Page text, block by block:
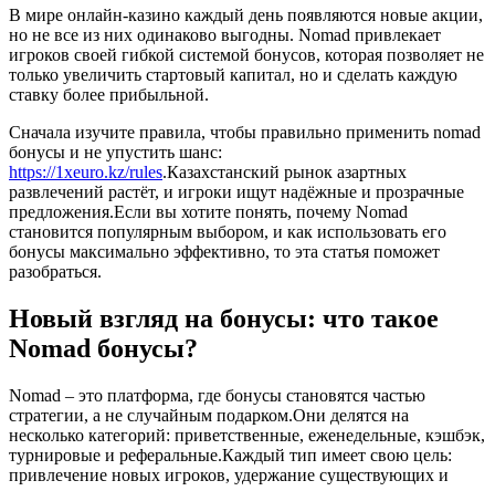
В мире онлайн‑казино каждый день появляются новые акции,
но не все из них одинаково выгодны. Nomad привлекает
игроков своей гибкой системой бонусов, которая позволяет не
только увеличить стартовый капитал, но и сделать каждую
ставку более прибыльной.
Сначала изучите правила, чтобы правильно применить nomad
бонусы и не упустить шанс:
https://1xeuro.kz/rules.Казахстанский рынок азартных
развлечений растёт, и игроки ищут надёжные и прозрачные
предложения.Если вы хотите понять, почему Nomad
становится популярным выбором, и как использовать его
бонусы максимально эффективно, то эта статья поможет
разобраться.
Новый взгляд на бонусы: что такое
Nomad бонусы?
Nomad – это платформа, где бонусы становятся частью
стратегии, а не случайным подарком.Они делятся на
несколько категорий: приветственные, еженедельные, кэшбэк,
турнировые и реферальные.Каждый тип имеет свою цель:
привлечение новых игроков, удержание существующих и